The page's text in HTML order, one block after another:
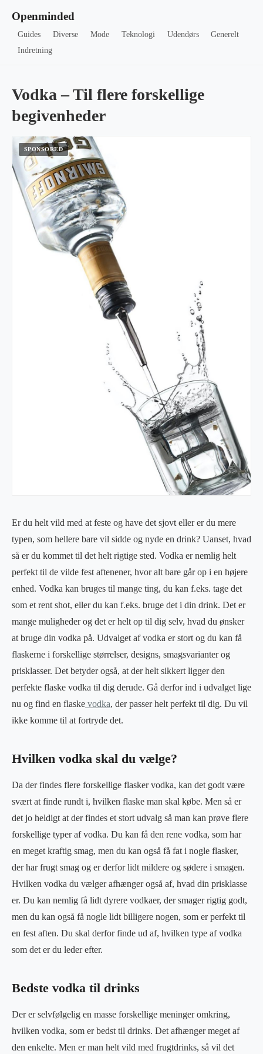
Openminded
Guides Diverse Mode Teknologi Udendørs
Generelt
Indretning
Vodka – Til flere forskellige
begivenheder
Er du helt vild med at feste og have det sjovt eller er du mere
typen, som hellere bare vil sidde og nyde en drink? Uanset, hvad
så er du kommet til det helt rigtige sted. Vodka er nemlig helt
perfekt til de vilde fest aftenener, hvor alt bare går op i en højere
enhed. Vodka kan bruges til mange ting, du kan f.eks. tage det
som et rent shot, eller du kan f.eks. bruge det i din drink. Det er
mange muligheder og det er helt op til dig selv, hvad du ønsker
at bruge din vodka på. Udvalget af vodka er stort og du kan få
flaskerne i forskellige størrelser, designs, smagsvarianter og
prisklasser. Det betyder også, at der helt sikkert ligger den
perfekte flaske vodka til dig derude. Gå derfor ind i udvalget lige
nu og find en flaske vodka, der passer helt perfekt til dig. Du vil
ikke komme til at fortryde det.
Hvilken vodka skal du vælge?
Da der findes flere forskellige flasker vodka, kan det godt være
svært at finde rundt i, hvilken flaske man skal købe. Men så er
det jo heldigt at der findes et stort udvalg så man kan prøve flere
forskellige typer af vodka. Du kan få den rene vodka, som har
en meget kraftig smag, men du kan også få fat i nogle flasker,
der har frugt smag og er derfor lidt mildere og sødere i smagen.
Hvilken vodka du vælger afhænger også af, hvad din prisklasse
er. Du kan nemlig få lidt dyrere vodkaer, der smager rigtig godt,
men du kan også få nogle lidt billigere nogen, som er perfekt til
en fest aften. Du skal derfor finde ud af, hvilken type af vodka
som det er du leder efter.
Bedste vodka til drinks
Der er selvfølgelig en masse forskellige meninger omkring,
hvilken vodka, som er bedst til drinks. Det afhænger meget af
den enkelte. Men er man helt vild med frugtdrinks, så vil det